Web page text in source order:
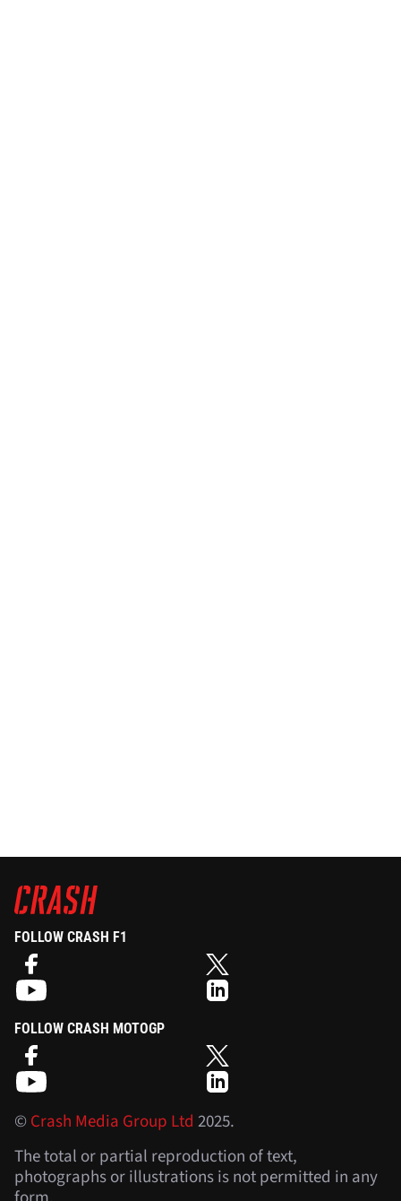
FOLLOW CRASH F1
FOLLOW CRASH MOTOGP
©Crash Media Group Ltd 2025.
The total or partial reproduction of text,
photographs or illustrations is not permitted in any